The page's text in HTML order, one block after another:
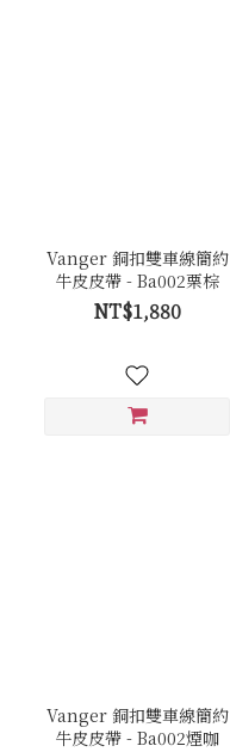
Vanger 銅扣雙車線簡約
牛皮皮帶 - Ba002栗棕
NT$1,880
Vanger 銅扣雙車線簡約
牛皮皮帶 - Ba002煙咖